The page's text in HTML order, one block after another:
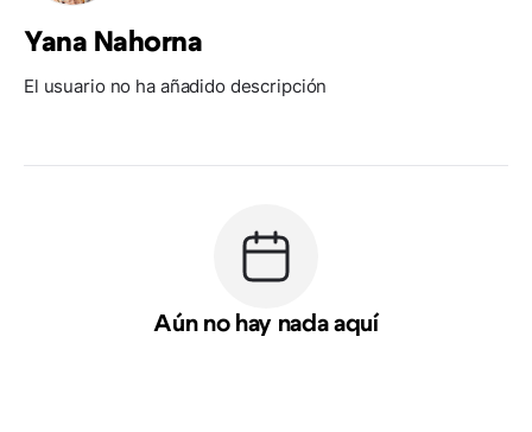
Yana Nahorna
El usuario no ha añadido descripción
Aún no hay nada aquí